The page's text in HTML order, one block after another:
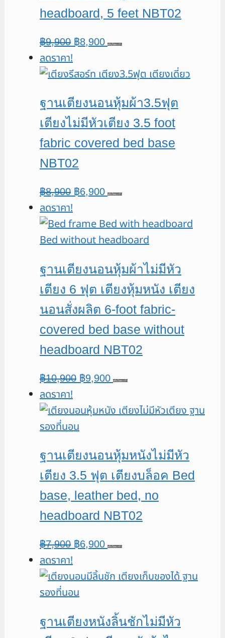
headboard, 5 feet NBT02
฿9,900 Original
was:
฿8,900Current
is:
หยิบใส่ตะกร้า
ลดราคา!
ฐานเตียงนอนหุ้มผ้า3.5ฟุต
เตียงไม่มีหัวเตียง 3.5 foot
fabric covered bed base
NBT02
฿8,900 Original
was:
฿8,900.
฿6,900Current
is:
฿6,900.
หยิบใส่ตะกร้า
ลดราคา!
ฐานเตียงนอนหุ้มผ้าไม่มีหัว
เตียง 6 ฟุต เตียงหุ้มหนัง เตียง
นอนสั่งผลิต 6-foot fabric-
covered bed base without
headboard NBT02
฿10,900 Original
was:
฿9,900Current
is:
หยิบใส่ตะกร้า
ลดราคา!
ฐานเตียงนอนหุ้มหนังไม่มีหัว
เตียง 3.5 ฟุต เตียงบล็อค Bed
base, leather bed, no
headboard NBT02
฿7,900 Original
was:
฿7,900.
฿6,900Current
is:
หยิบใส่ตะกร้า
ลดราคา!
ฐานเตียงหนังลิ้นชักไม่มีหัว